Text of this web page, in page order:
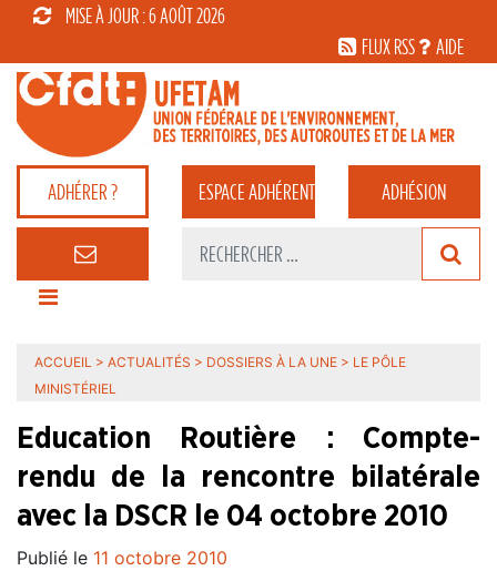
MISE À JOUR : 6 AOÛT 2026
FLUX RSS
AIDE
ADHÉRER ? ESPACEADHÉRENT ADHÉSION
ACCUEIL > ACTUALITÉS > DOSSIERS À LA UNE > LE PÔLE
MINISTÉRIEL
Education Routière : Compte-
rendu de la rencontre bilatérale
avec la DSCR le 04 octobre 2010
Publié le 11 octobre 2010